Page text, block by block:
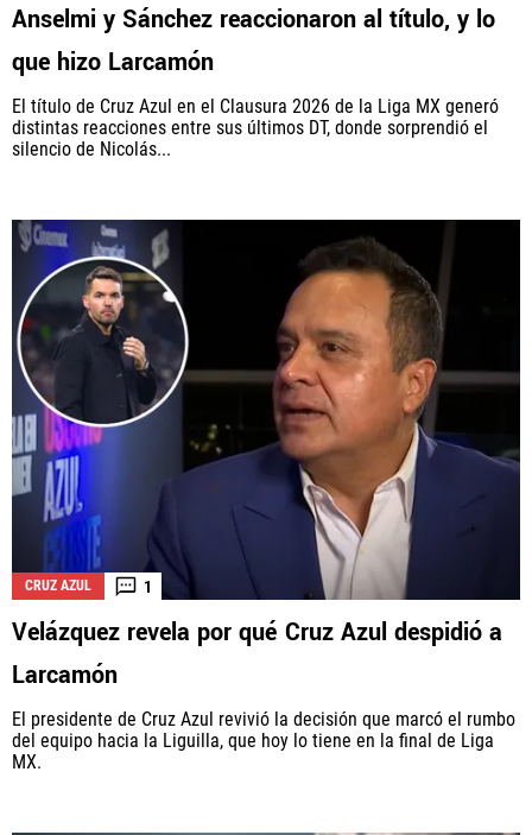
Anselmi y Sánchez reaccionaron al título, y lo
que hizo Larcamón
El título de Cruz Azul en el Clausura 2026 de la Liga MX generó
distintas reacciones entre sus últimos DT, donde sorprendió el
silencio de Nicolás...
CRUZ AZUL 1
Velázquez revela por qué Cruz Azul despidió a
Larcamón
El presidente de Cruz Azul revivió la decisión que marcó el rumbo
del equipo hacia la Liguilla, que hoy lo tiene en la final de Liga
MX.